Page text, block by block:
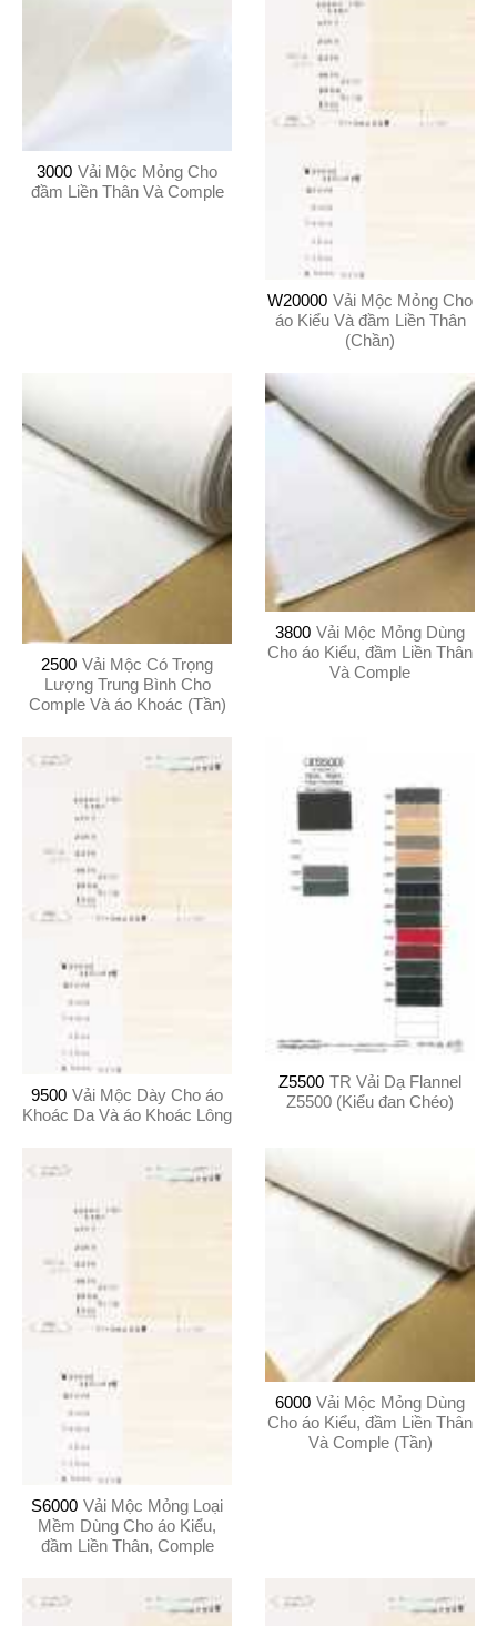
3000 Vải Mộc Mỏng Cho
đầm Liền Thân Và Comple
W20000 Vải Mộc Mỏng Cho
áo Kiểu Và đầm Liền Thân
(Chần)
2500 Vải Mộc Có Trọng
Lượng Trung Bình Cho
Comple Và áo Khoác (Tần)
3800 Vải Mộc Mỏng Dùng
Cho áo Kiểu, đầm Liền Thân
Và Comple
9500 Vải Mộc Dày Cho áo
Khoác Da Và áo Khoác Lông
Z5500 TR Vải Dạ Flannel
Z5500 (Kiểu đan Chéo)
S6000 Vải Mộc Mỏng Loại
Mềm Dùng Cho áo Kiểu,
đầm Liền Thân, Comple
6000 Vải Mộc Mỏng Dùng
Cho áo Kiểu, đầm Liền Thân
Và Comple (Tần)